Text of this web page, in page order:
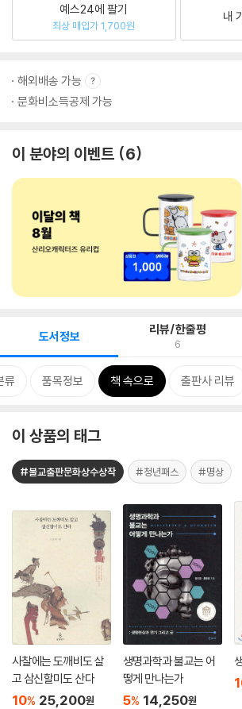
예스24에 팔기
최상 매입가 1,700원
내
해외배송 가능
문화비소득공제 가능
이 분야의 이벤트 6
도서정보 리뷰/한줄평
6
류 품목정보 책 속으로 출판사 리뷰
이 상품의 태그
#불교출판문화상수상작 #청년패스 #명상
사찰에는 도깨비도 살
고 삼신할미도 산다
10% 25,200원
생명과학과 불교는 어
떻게 만나는가
5% 14,250원